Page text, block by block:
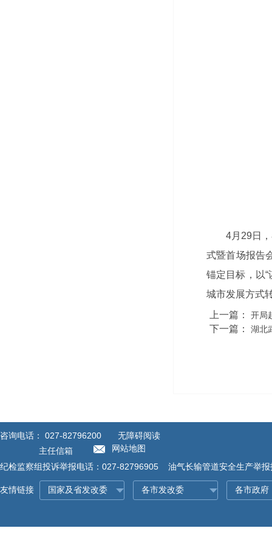
4月29日
式暨首场报告
锚定目标，以“
城市发展方式
上一篇： 开局
下一篇： 湖北
咨询电话： 027-82796200
无障碍阅读
主任信箱
网站地图
纪检监察组投诉举报电话：027-82796905 油气长输管道安全生产举
友情链接